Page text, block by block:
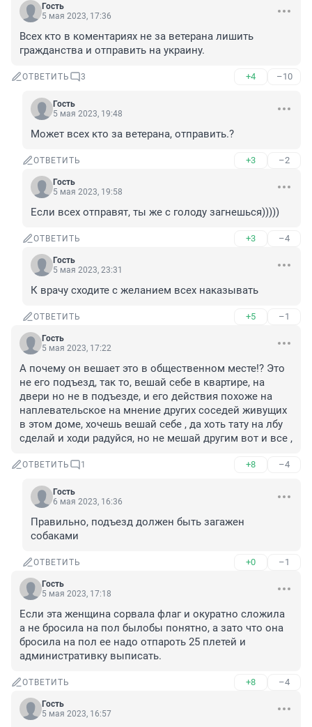
Гость
5 мая 2023, 17:36
Всех кто в коментариях не за ветерана лишить
гражданства и отправить на украину.
ОТВЕТИТЬ 3 +4 –10
Гость
5 мая 2023, 19:48
Может всех кто за ветерана, отправить.?
ОТВЕТИТЬ +3 –2
Гость
5 мая 2023, 19:58
Если всех отправят, ты же с голоду загнешься)))))
ОТВЕТИТЬ +3 –4
Гость
5 мая 2023, 23:31
К врачу сходите с желанием всех наказывать
ОТВЕТИТЬ +5 –1
Гость
5 мая 2023, 17:22
А почему он вешает это в общественном месте!? Это
не его подъезд, так то, вешай себе в квартире, на
двери но не в подъезде, и его действия похоже на
наплевательское на мнение других соседей живущих
в этом доме, хочешь вешай себе , да хоть тату на лбу
сделай и ходи радуйся, но не мешай другим вот и все ,
ОТВЕТИТЬ 1 +8 –4
Гость
6 мая 2023, 16:36
Правильно, подъезд должен быть загажен
собаками
ОТВЕТИТЬ +0 –1
Гость
5 мая 2023, 17:18
Если эта женщина сорвала флаг и окуратно сложила
а не бросила на пол былобы понятно, а зато что она
бросила на пол ее надо отпароть 25 плетей и
административку выписать.
ОТВЕТИТЬ +8 –4
Гость
5 мая 2023, 16:57